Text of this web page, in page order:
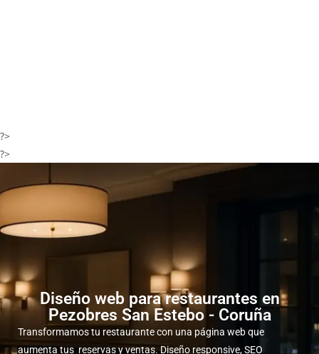
?>
?>
Diseño web para restaurantes en
Pezobres San Estebo - Coruña
Transformamos tu restaurante con una página web que
aumenta tus reservas y ventas. Diseño responsive, SEO